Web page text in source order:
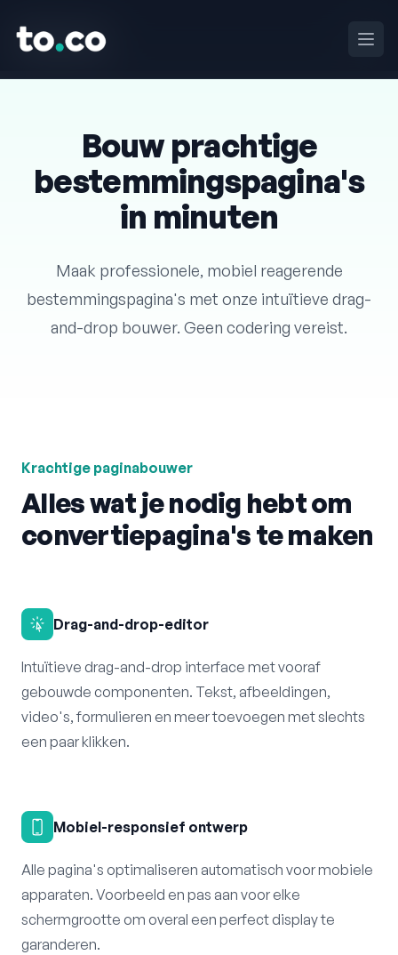
to.co
to.co
Bouw prachtige
bestemmingspagina's
in minuten
Maak professionele, mobiel reagerende
bestemmingspagina's met onze intuïtieve drag-
and-drop bouwer. Geen codering vereist.
Krachtige paginabouwer
Alles wat je nodig hebt om
convertiepagina's te maken
Drag-and-drop-editor
Intuïtieve drag-and-drop interface met vooraf
gebouwde componenten. Tekst, afbeeldingen,
video's, formulieren en meer toevoegen met slechts
een paar klikken.
Mobiel-responsief ontwerp
Alle pagina's optimaliseren automatisch voor mobiele
apparaten. Voorbeeld en pas aan voor elke
schermgrootte om overal een perfect display te
garanderen.